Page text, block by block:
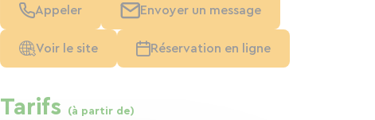
Appeler Envoyer un message
Voir le site Réservation en ligne
Tarifs (à partir de)